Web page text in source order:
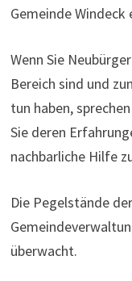
Gemeinde
Wenn Sie
Bereich sind und
tun haben,
Sie deren
nachbarliche Hilfe
Die Pegelstände
überwacht.